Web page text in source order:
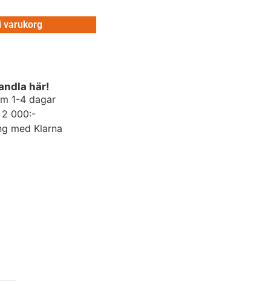
varukorg
här!
1-4 dagar
000:-
med Klarna